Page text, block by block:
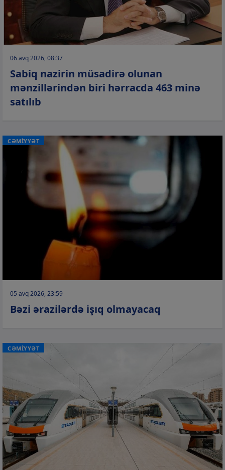
06 avq 2026, 08:37
Sabiq nazirin müsadirə olunan
mənzillərindən biri hərracda 463 minə
satılıb
CƏMİYYƏT
05 avq 2026, 23:59
Bəzi ərazilərdə işıq olmayacaq
CƏMİYYƏT